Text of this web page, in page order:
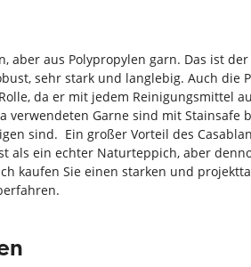
aber aus Polypropylen garn. Das ist
sehr stark und langlebig. Auch die
da er mit jedem Reinigungsmittel
verwendeten Garne sind mit Stainsafe
sind. Ein großer Vorteil des
als ein echter Naturteppich, aber
kaufen Sie einen starken und